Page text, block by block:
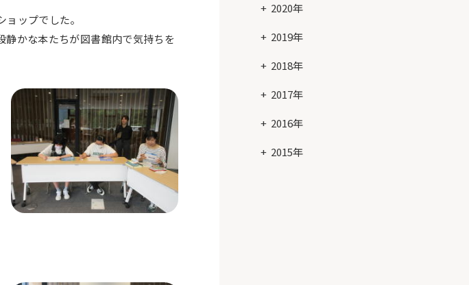
2020年
2019年
2018年
2017年
2016年
2015年
ップでした。
かな本たちが図書館内で気持ちを